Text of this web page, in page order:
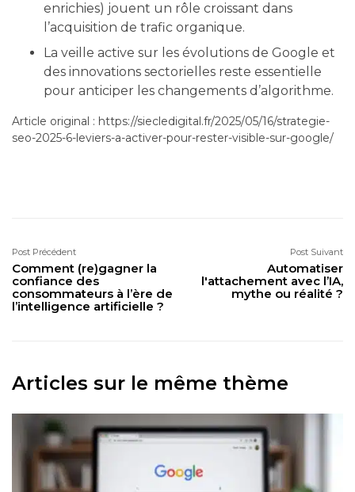
enrichies) jouent un rôle croissant dans
l’acquisition de trafic organique.
La veille active sur les évolutions de Google et
des innovations sectorielles reste essentielle
pour anticiper les changements d’algorithme.
Article original : https://siecledigital.fr/2025/05/16/strategie-
seo-2025-6-leviers-a-activer-pour-rester-visible-sur-google/
Post Précédent
Comment (re)gagner la
confiance des
consommateurs à l’ère de
l’intelligence artificielle ?
Post Suivant
Automatiser
l'attachement avec l’IA,
mythe ou réalité ?
Articles sur le même thème